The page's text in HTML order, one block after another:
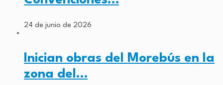
24 de junio de 2026
Inician obras del Morebús en la
zona del…